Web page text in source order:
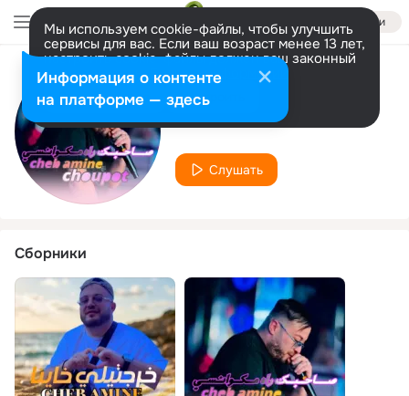
Войти
Мы используем cookie-файлы, чтобы улучшить
сервисы для вас. Если ваш возраст менее 13 лет,
настроить cookie-файлы должен ваш законный
представитель. Больше информации
Разрешить все Настроить
Исполнитель
Toufik Maestro
Слушать
Сборники
Информация о контенте
на платформе — здесь